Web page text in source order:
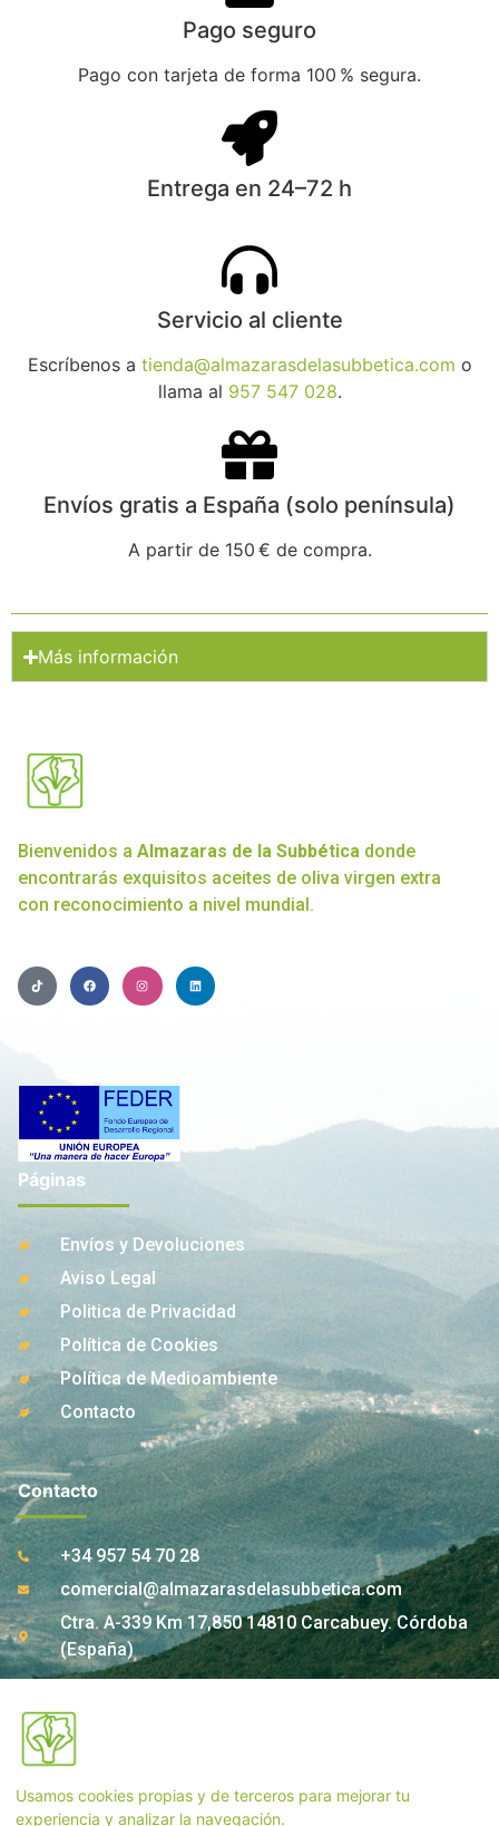
Pago seguro
Pago con tarjeta de forma 100 % segura.
Entrega en 24–72 h
Servicio al cliente
Escríbenos a tienda@almazarasdelasubbetica.com o
llama al 957 547 028.
Envíos gratis a España (solo península)
A partir de 150 € de compra.
Más información
Bienvenidos a Almazaras de la Subbética donde
encontrarás exquisitos aceites de oliva virgen extra
con reconocimiento a nivel mundial.
Páginas
Envíos y Devoluciones
Aviso Legal
Politica de Privacidad
Política de Cookies
Política de Medioambiente
Contacto
Contacto
+34 957 54 70 28
comercial@almazarasdelasubbetica.com
Ctra. A-339 Km 17,850 14810 Carcabuey. Córdoba
(España)
Contacto Tienda
+34 957 55 33 54
Usamos cookies propias y de terceros para mejorar tu
experiencia y analizar la navegación.